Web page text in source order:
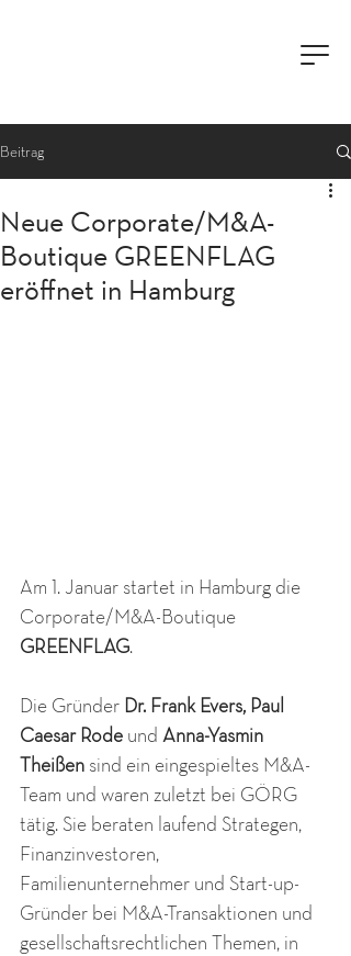
Beitrag
Neue Corporate/M&A-
Boutique GREENFLAG
eröffnet in Hamburg
Am 1. Januar startet in Hamburg die
Corporate/M&A-Boutique
GREENFLAG.
Die Gründer Dr. Frank Evers, Paul
Caesar Rode und Anna-Yasmin
Theißen sind ein eingespieltes M&A-
Team und waren zuletzt bei GÖRG
tätig. Sie beraten laufend Strategen,
Finanzinvestoren,
Familienunternehmer und Start-up-
Gründer bei M&A-Transaktionen und
gesellschaftsrechtlichen Themen, in